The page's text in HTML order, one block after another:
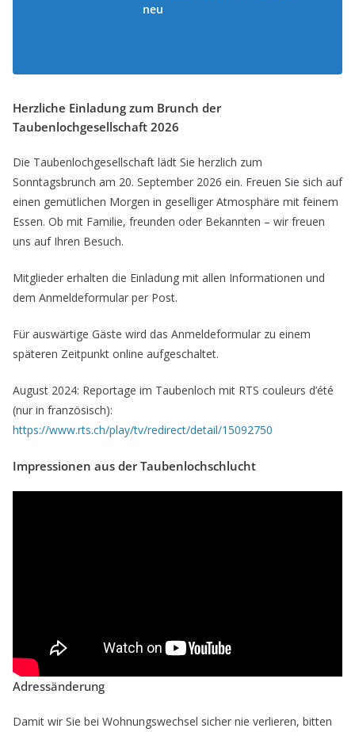
neu
Herzliche Einladung zum Brunch der
Taubenlochgesellschaft 2026
Die Taubenlochgesellschaft lädt Sie herzlich zum
Sonntagsbrunch am 20. September 2026 ein. Freuen Sie sich auf
einen gemütlichen Morgen in geselliger Atmosphäre mit feinem
Essen. Ob mit Familie, freunden oder Bekannten – wir freuen
uns auf Ihren Besuch.
Mitglieder erhalten die Einladung mit allen Informationen und
dem Anmeldeformular per Post.
Für auswärtige Gäste wird das Anmeldeformular zu einem
späteren Zeitpunkt online aufgeschaltet.
August 2024: Reportage im Taubenloch mit RTS couleurs d’été
(nur in französisch):
https://www.rts.ch/play/tv/redirect/detail/15092750
Impressionen aus der Taubenlochschlucht
Adressänderung
Damit wir Sie bei Wohnungswechsel sicher nie verlieren, bitten